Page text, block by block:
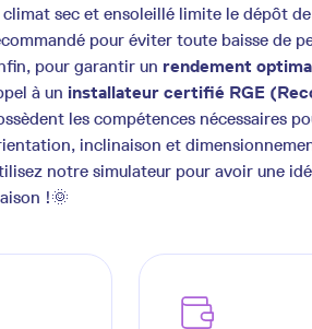
climat sec et ensoleillé limite le dépôt
pour éviter toute baisse de
pour garantir un rendement
à un installateur certifié RGE
les compétences nécessaires
inclinaison et
notre simulateur pour avoir une
!🌞